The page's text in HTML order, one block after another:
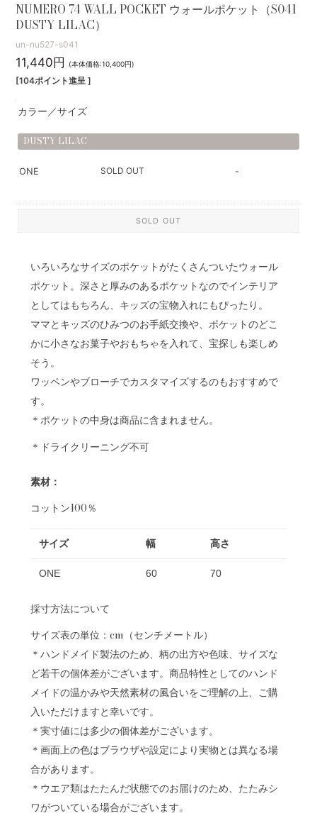
NUMERO 74 WALL POCKET ウォールポケット（S041
DUSTY LILAC）
un-nu527-s041
11,440円 (本体価格:10,400円)
[104ポイント進呈 ]
カラー／サイズ
DUSTY LILAC
ONE SOLD OUT -
SOLD OUT
いろいろなサイズのポケットがたくさんついたウォール
ポケット。深さと厚みのあるポケットなのでインテリア
としてはもちろん、キッズの宝物入れにもぴったり。
ママとキッズのひみつのお手紙交換や、ポケットのどこ
かに小さなお菓子やおもちゃを入れて、宝探しも楽しめ
そう。
ワッペンやブローチでカスタマイズするのもおすすめで
す。
＊ポケットの中身は商品に含まれません。
＊ドライクリーニング不可
素材：
コットン100％
サイズ 幅 高さ
ONE 60 70
採寸方法について
サイズ表の単位：cm（センチメートル）
＊ハンドメイド製法のため、柄の出方や色味、サイズな
ど若干の個体差がございます。商品特性としてのハンド
メイドの温かみや天然素材の風合いをご理解の上、ご購
入いただけますと幸いです。
＊実寸値には多少の個体差がございます。
＊画面上の色はブラウザや設定により実物とは異なる場
合があります。
＊ウエア類はたたんだ状態でのお届けのため、たたみシ
ワがついている場合がございます。